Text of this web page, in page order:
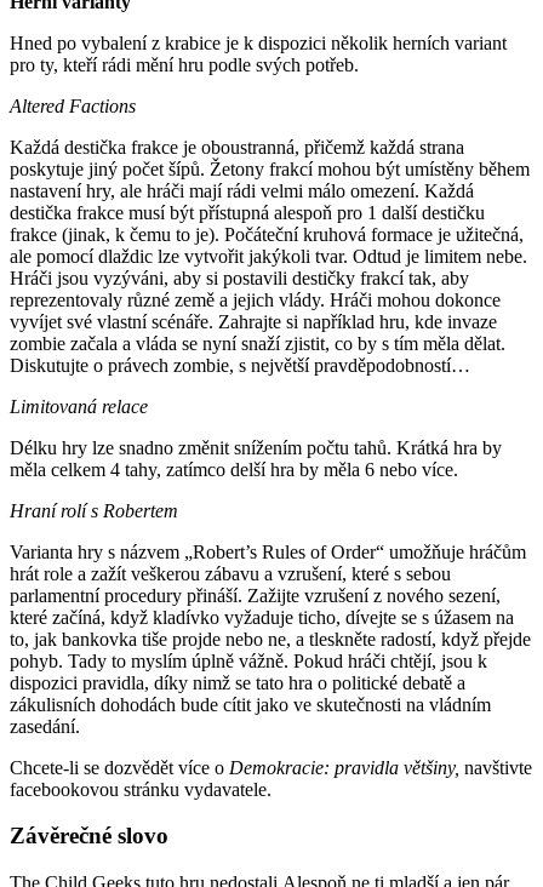
Hned po vybalení z krabice je k dispozici několik herních variant
pro ty, kteří rádi mění hru podle svých potřeb.
Altered Factions
Každá destička frakce je oboustranná, přičemž každá strana
poskytuje jiný počet šípů. Žetony frakcí mohou být umístěny během
nastavení hry, ale hráči mají rádi velmi málo omezení. Každá
destička frakce musí být přístupná alespoň pro 1 další destičku
frakce (jinak, k čemu to je). Počáteční kruhová formace je užitečná,
ale pomocí dlaždic lze vytvořit jakýkoli tvar. Odtud je limitem nebe.
Hráči jsou vyzýváni, aby si postavili destičky frakcí tak, aby
reprezentovaly různé země a jejich vlády. Hráči mohou dokonce
vyvíjet své vlastní scénáře. Zahrajte si například hru, kde invaze
zombie začala a vláda se nyní snaží zjistit, co by s tím měla dělat.
Diskutujte o právech zombie, s největší pravděpodobností…
Limitovaná relace
Délku hry lze snadno změnit snížením počtu tahů. Krátká hra by
měla celkem 4 tahy, zatímco delší hra by měla 6 nebo více.
Hraní rolí s Robertem
Varianta hry s názvem „Robert’s Rules of Order“ umožňuje hráčům
hrát role a zažít veškerou zábavu a vzrušení, které s sebou
parlamentní procedury přináší. Zažijte vzrušení z nového sezení,
které začíná, když kladívko vyžaduje ticho, dívejte se s úžasem na
to, jak bankovka tiše projde nebo ne, a tleskněte radostí, když přejde
pohyb. Tady to myslím úplně vážně. Pokud hráči chtějí, jsou k
dispozici pravidla, díky nimž se tato hra o politické debatě a
zákulisních dohodách bude cítit jako ve skutečnosti na vládním
zasedání.
Chcete-li se dozvědět více o Demokracie: pravidla většiny, navštivte
facebookovou stránku vydavatele.
Závěrečné slovo